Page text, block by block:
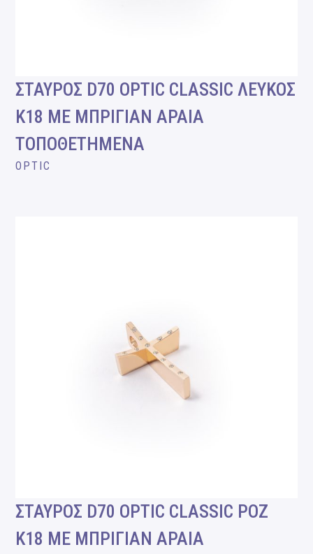
ΣΤΑΥΡΟΣ D70 OPTIC CLASSIC ΛΕΥΚΟΣ
Κ18 ΜΕ ΜΠΡΙΓΙΑΝ ΑΡΑΙΑ
ΤΟΠΟΘΕΤΗΜΕΝΑ
OPTIC
ΣΤΑΥΡΟΣ D70 OPTIC CLASSIC ΡΟΖ
Κ18 ΜΕ ΜΠΡΙΓΙΑΝ ΑΡΑΙΑ